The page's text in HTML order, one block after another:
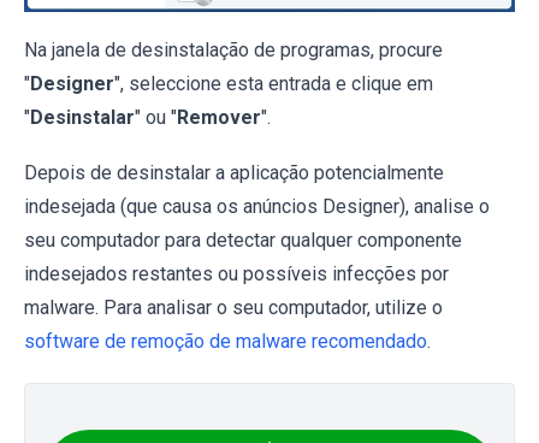
Na janela de desinstalação de programas, procure
"Designer", seleccione esta entrada e clique em
"Desinstalar" ou "Remover".
Depois de desinstalar a aplicação potencialmente
indesejada (que causa os anúncios Designer), analise o
seu computador para detectar qualquer componente
indesejados restantes ou possíveis infecções por
malware. Para analisar o seu computador, utilize o
software de remoção de malware recomendado.